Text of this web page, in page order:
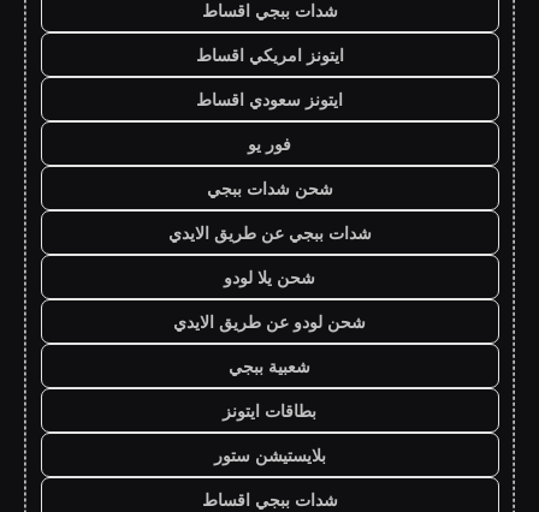
شدات ببجي اقساط
ايتونز امريكي اقساط
ايتونز سعودي اقساط
فور يو
شحن شدات ببجي
شدات ببجي عن طريق الايدي
شحن يلا لودو
شحن لودو عن طريق الايدي
شعبية ببجي
بطاقات ايتونز
بلايستيشن ستور
شدات ببجي اقساط